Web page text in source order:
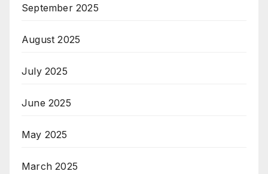
September 2025
August 2025
July 2025
June 2025
May 2025
March 2025